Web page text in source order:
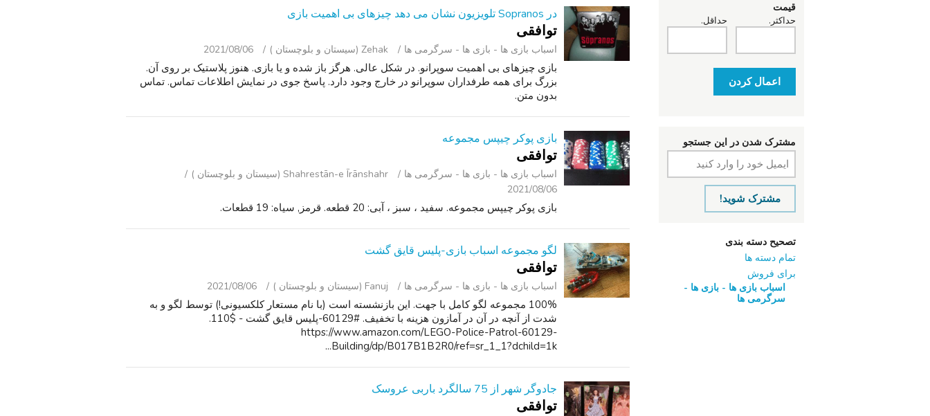
قیمت
حداقل. حداکثر.
اعمال کردن
مشترک شدن در این جستجو
مشترک شوید!
تصحیح دسته بندی
تمام دسته ها
برای فروش
اسباب‌ بازی ها - بازی ها -
سرگرمی ‌ها
در Sopranos تلویزیون نشان می دهد چیزهای بی اهمیت بازی
توافقی
اسباب‌ بازی ها - بازی ها - سرگرمی ‌ها Zehak (سیستان و بلوچستان ) 2021/08/06
بازی چیزهای بی اهمیت سوپرانو. در شکل عالی. هرگز باز شده و یا بازی. هنوز پلاستیک بر روی آن.
بزرگ برای همه طرفداران سوپرانو در خارج وجود دارد. پاسخ جوی در نمایش اطلاعات تماس. تماس
بدون متن.
بازی پوکر چیپس مجموعه
توافقی
اسباب‌ بازی ها - بازی ها - سرگرمی ‌ها
Shahrestān-e Īrānshahr (سیستان و بلوچستان )
2021/08/06
بازی پوکر چیپس مجموعه. سفید ، سبز ، آبی: 20 قطعه. قرمز, سیاه: 19 قطعات.
لگو مجموعه اسباب بازی-پلیس قایق گشت
توافقی
اسباب‌ بازی ها - بازی ها - سرگرمی ‌ها Fanuj (سیستان و بلوچستان ) 2021/08/06
100% مجموعه لگو کامل با جهت. این بازنشسته است (با نام مستعار کلکسیونی!) توسط لگو و به
شدت از آنچه در آن در آمازون هزینه با تخفیف. #60129-پلیس قایق گشت - $110.
https://www.amazon.com/LEGO-Police-Patrol-60129-
Building/dp/B017B1B2R0/ref=sr_1_1?dchild=1k...
جادوگر شهر از 75 سالگرد باربی عروسک
توافقی